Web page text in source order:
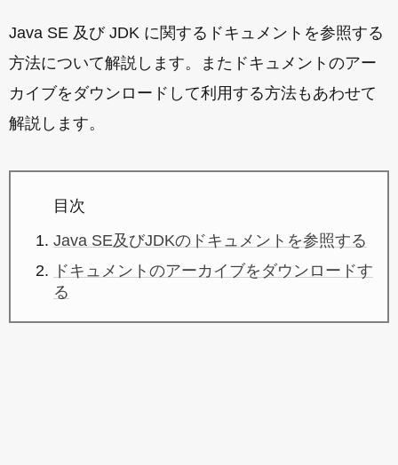
Java SE 及び JDK に関するドキュメントを参照する
方法について解説します。またドキュメントのアー
カイブをダウンロードして利用する方法もあわせて
解説します。
目次
Java SE及びJDKのドキュメントを参照する
ドキュメントのアーカイブをダウンロードす
る